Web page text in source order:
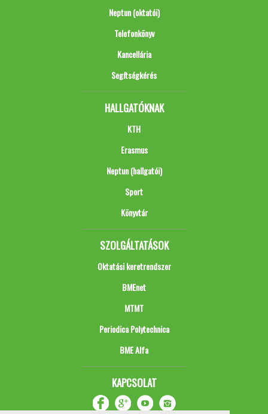
Neptun (oktatói)
Telefonkönyv
Kancellária
Segítségkérés
HALLGATÓKNAK
KTH
Erasmus
Neptun (hallgatói)
Sport
Könyvtár
SZOLGÁLTATÁSOK
Oktatási keretrendszer
BMEnet
MTMT
Periodica Polytechnica
BME Alfa
KAPCSOLAT